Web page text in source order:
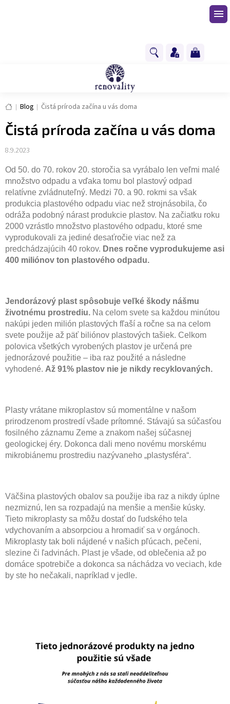
NÁKUPNÝ
Domov
Blog Čistá príroda začína u vás doma
Čistá príroda začína u vás doma
8.9.2023
Od 50. do 70. rokov 20. storočia sa vyrábalo len veľmi malé
množstvo odpadu a vďaka tomu bol plastový odpad
relatívne zvládnuteľný. Medzi 70. a 90. rokmi sa však
produkcia plastového odpadu viac než strojnásobila, čo
odráža podobný nárast produkcie plastov. Na začiatku roku
2000 vzrástlo množstvo plastového odpadu, ktoré sme
vyprodukovali za jediné desaťročie viac než za
predchádzajúcih 40 rokov. Dnes ročne vyprodukujeme asi
400 miliónov ton plastového odpadu.
Jendorázový plast spôsobuje veľké škody nášmu
životnému prostrediu. Na celom svete sa každou minútou
nakúpi jeden milión plastových fľaší a ročne sa na celom
svete použije až päť biliónov plastových tašiek. Celkom
polovica všetkých vyrobených plastov je určená pre
jednorázové použitie – iba raz použité a následne
vyhodené. Až 91% plastov nie je nikdy recyklovaných.
Plasty vrátane mikroplastov sú momentálne v našom
prirodzenom prostredí všade prítomné. Stávajú sa súčasťou
fosilného záznamu Zeme a znakom našej súčasnej
geologickej éry. Dokonca dali meno novému morskému
mikrobiánemu prostrediu nazývaneho „plastysféra“.
Väčšina plastových obalov sa použije iba raz a nikdy úplne
nezmiznú, len sa rozpadajú na menšie a menšie kúsky.
Tieto mikroplasty sa môžu dostať do ľudského tela
vdychovaním a absorpciou a hromadiť sa v orgánoch.
Mikroplasty tak boli nájdené v našich pľúcach, pečeni,
slezine či ľadvinách. Plast je všade, od oblečenia až po
domáce spotrebiče a dokonca sa náchádza vo veciach, kde
by ste ho nečakali, napríklad v jedle.